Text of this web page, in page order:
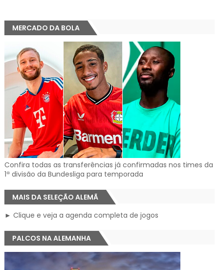
MERCADO DA BOLA
Confira todas as transferências já confirmadas nos times da
1ª divisão da Bundesliga para temporada
MAIS DA SELEÇÃO ALEMÃ
► Clique e veja a agenda completa de jogos
PALCOS NA ALEMANHA